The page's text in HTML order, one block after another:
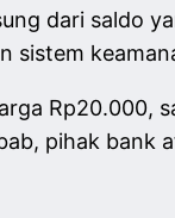
dari saldo
sistem
Rp20.000,
pihak bank